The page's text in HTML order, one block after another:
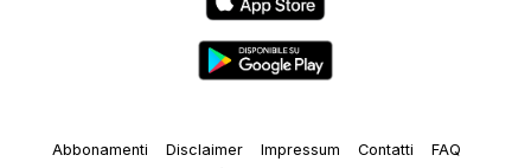
Abbonamenti Disclaimer Impressum Contatti
FAQ